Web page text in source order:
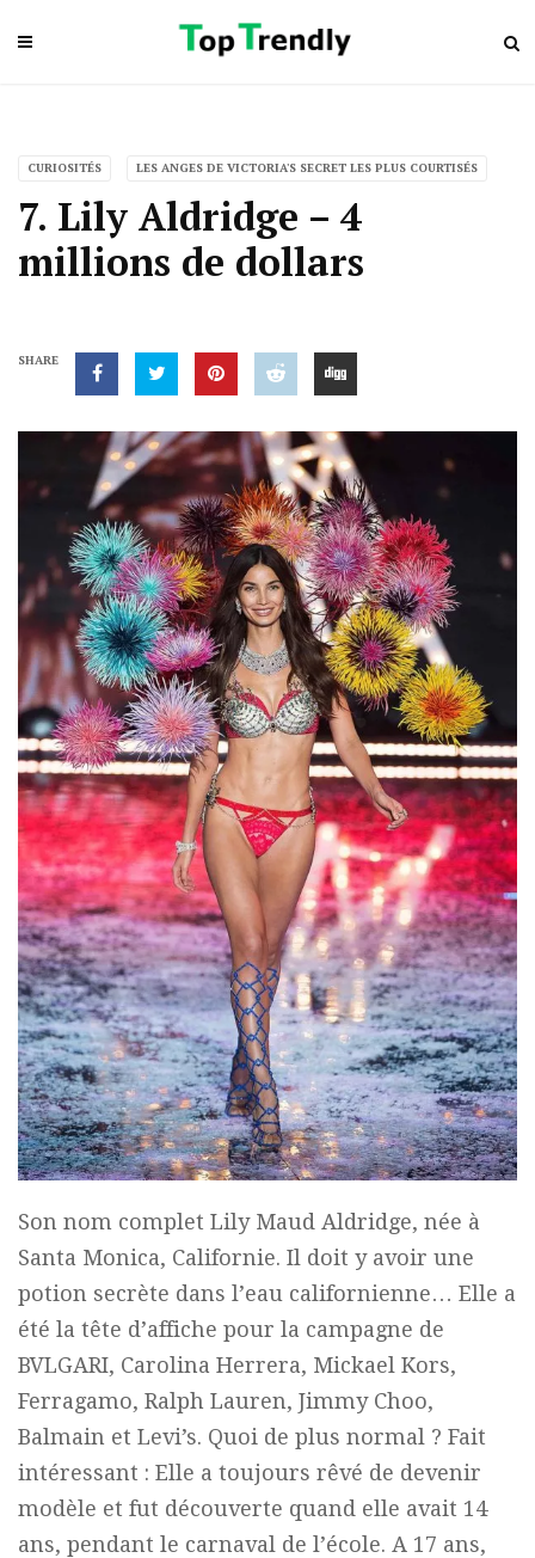
CURIOSITÉS LES ANGES DE VICTORIA'S SECRET LES PLUS COURTISÉS
7. Lily Aldridge – 4
millions de dollars
SHARE
Son nom complet Lily Maud Aldridge, née à
Santa Monica, Californie. Il doit y avoir une
potion secrète dans l’eau californienne… Elle a
été la tête d’affiche pour la campagne de
BVLGARI, Carolina Herrera, Mickael Kors,
Ferragamo, Ralph Lauren, Jimmy Choo,
Balmain et Levi’s. Quoi de plus normal ? Fait
intéressant : Elle a toujours rêvé de devenir
modèle et fut découverte quand elle avait 14
ans, pendant le carnaval de l’école. A 17 ans,